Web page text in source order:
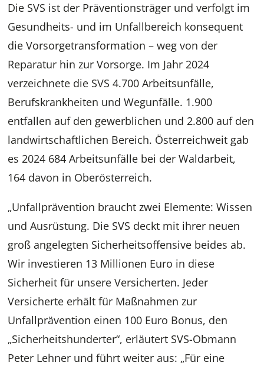
Die SVS ist der Präventionsträger und verfolgt im
Gesundheits- und im Unfallbereich konsequent
die Vorsorgetransformation – weg von der
Reparatur hin zur Vorsorge. Im Jahr 2024
verzeichnete die SVS 4.700 Arbeitsunfälle,
Berufskrankheiten und Wegunfälle. 1.900
entfallen auf den gewerblichen und 2.800 auf den
landwirtschaftlichen Bereich. Österreichweit gab
es 2024 684 Arbeitsunfälle bei der Waldarbeit,
164 davon in Oberösterreich.
„Unfallprävention braucht zwei Elemente: Wissen
und Ausrüstung. Die SVS deckt mit ihrer neuen
groß angelegten Sicherheitsoffensive beides ab.
Wir investieren 13 Millionen Euro in diese
Sicherheit für unsere Versicherten. Jeder
Versicherte erhält für Maßnahmen zur
Unfallprävention einen 100 Euro Bonus, den
„Sicherheitshunderter“, erläutert SVS-Obmann
Peter Lehner und führt weiter aus: „Für eine